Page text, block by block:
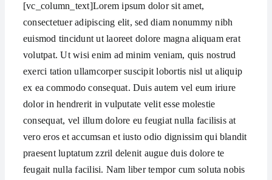
[vc_column_text]Lorem ipsum dolor sit amet,
consectetuer adipiscing elit, sed diam nonummy nibh
euismod tincidunt ut laoreet dolore magna aliquam erat
volutpat. Ut wisi enim ad minim veniam, quis nostrud
exerci tation ullamcorper suscipit lobortis nisl ut aliquip
ex ea commodo consequat. Duis autem vel eum iriure
dolor in hendrerit in vulputate velit esse molestie
consequat, vel illum dolore eu feugiat nulla facilisis at
vero eros et accumsan et iusto odio dignissim qui blandit
praesent luptatum zzril delenit augue duis dolore te
feugait nulla facilisi. Nam liber tempor cum soluta nobis